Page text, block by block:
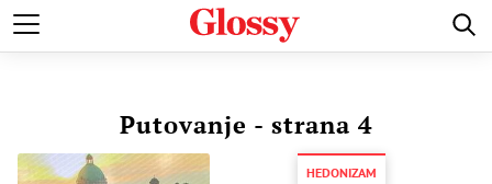
POZNATI MODA I LEPOTA ZDRAVI I SREĆNI LJUBAV
Putovanje - strana 4
HEDONIZAM